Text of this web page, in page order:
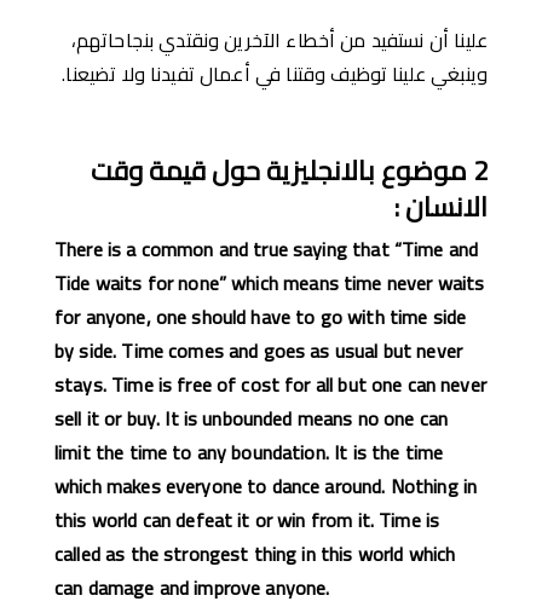
علينا أن نستفيد من أخطاء الآخرين ونقتدي بنجاحاتهم،
وينبغي علينا توظيف وقتنا في أعمال تفيدنا ولا تضيعنا.
2موضوعبالانجليزيةحولقيمةوقت
الانسان:
There is a common and true saying that “Time and
Tide waits fornone” which means time never waits
for anyone, one should have to go with time side
by side. Time comes and goes as usual but never
stays. Time is free of cost for all but one can never
sell it or buy. It is unbounded means no one can
limit the time to any boundation. It is the time
which makes everyone to dance around. Nothing in
this world can defeat it or win from it. Time is
called as the strongest thing in this world which
can damage and improve anyone.